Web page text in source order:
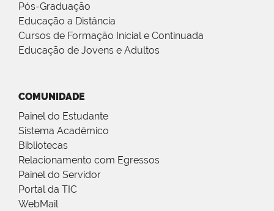
Pós-Graduação
Educação a Distância
Cursos de Formação Inicial e Continuada
Educação de Jovens e Adultos
COMUNIDADE
Painel do Estudante
Sistema Acadêmico
Bibliotecas
Relacionamento com Egressos
Painel do Servidor
Portal da TIC
WebMail